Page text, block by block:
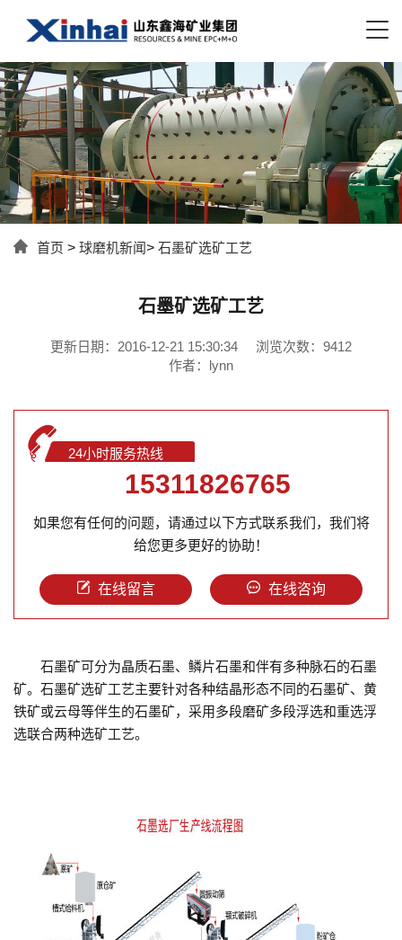
首页 > 球磨机新闻> 石墨矿选矿工艺
石墨矿选矿工艺
更新日期：2016-12-21 15:30:34
浏览次数：9412
作者：lynn
24小时服务热线
15311826765
如果您有任何的问题，请通过以下方式联系我们，我们将
给您更多更好的协助！
在线留言 在线咨询
石墨矿可分为晶质石墨、鳞片石墨和伴有多种脉石的石墨
矿。石墨矿选矿工艺主要针对各种结晶形态不同的石墨矿、黄
铁矿或云母等伴生的石墨矿，采用多段磨矿多段浮选和重选浮
选联合两种选矿工艺。